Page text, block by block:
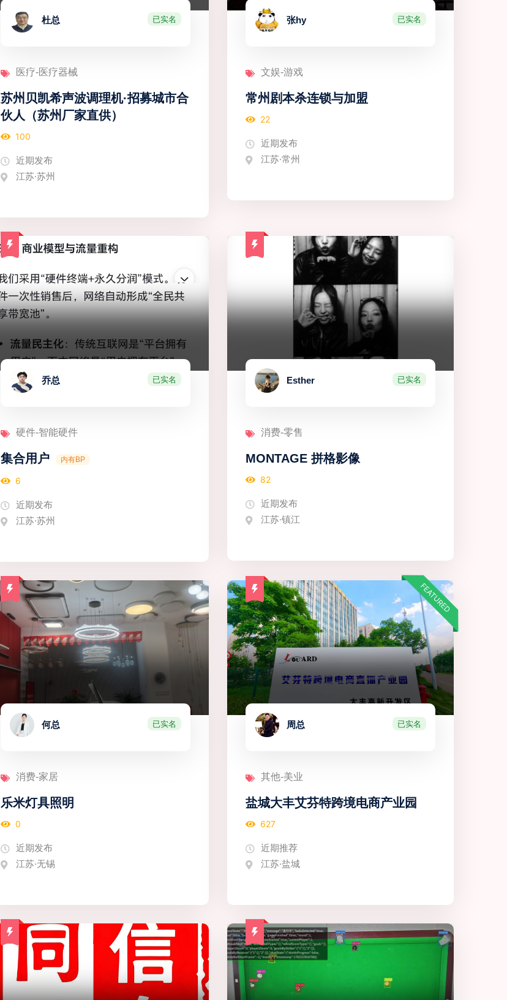
杜总 已实名
医疗-医疗器械
苏州贝凯希声波调理机·招募城市合
伙人（苏州厂家直供）
100
近期发布
江苏·苏州
张hy 已实名
文娱-游戏
常州剧本杀连锁与加盟
22
近期发布
江苏·常州
乔总 已实名
硬件-智能硬件
集合用户 内有BP
6
近期发布
江苏·苏州
Esther 已实名
消费-零售
MONTAGE 拼格影像
82
近期发布
江苏·镇江
何总 已实名
消费-家居
乐米灯具照明
0
近期发布
江苏·无锡
FEATURED
周总 已实名
其他-美业
盐城大丰艾芬特跨境电商产业园
627
近期推荐
江苏·盐城